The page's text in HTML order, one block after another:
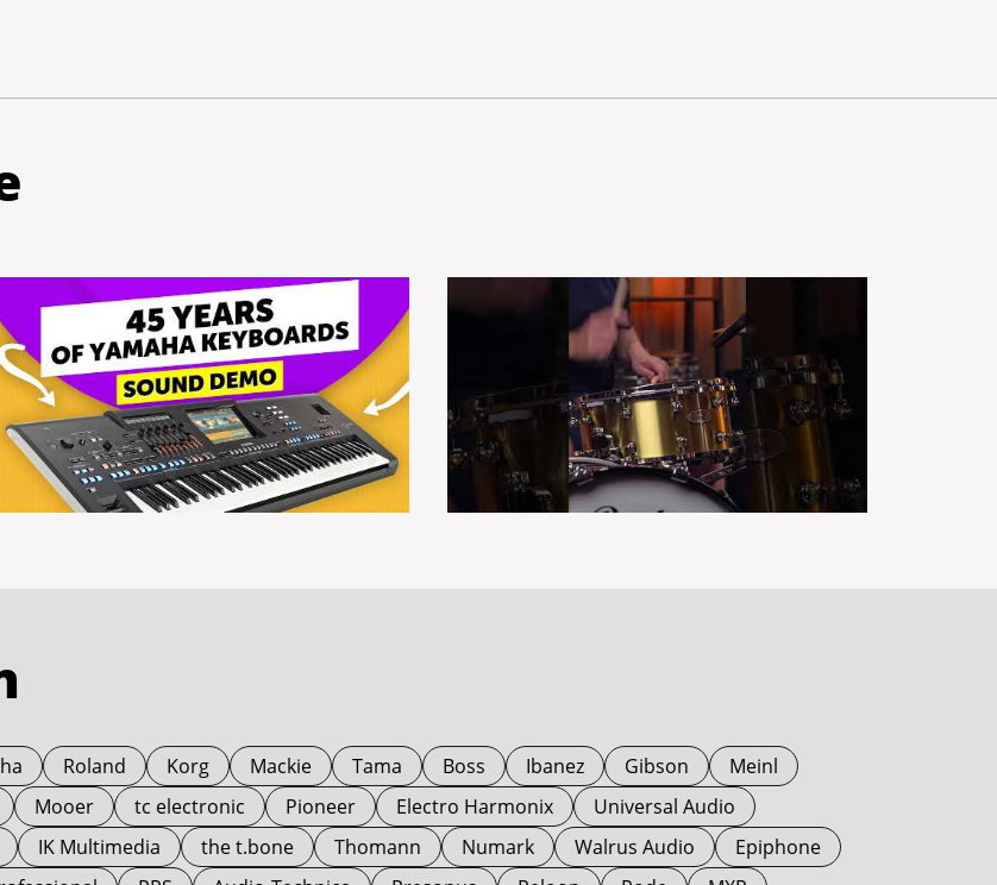
Roland Korg Mackie Tama Boss Ibanez Gibson
Meinl
Mooer tc electronic Pioneer Electro Harmonix
Universal Audio
IK Multimedia the t.bone Thomann Numark Walrus Audio
Epiphone